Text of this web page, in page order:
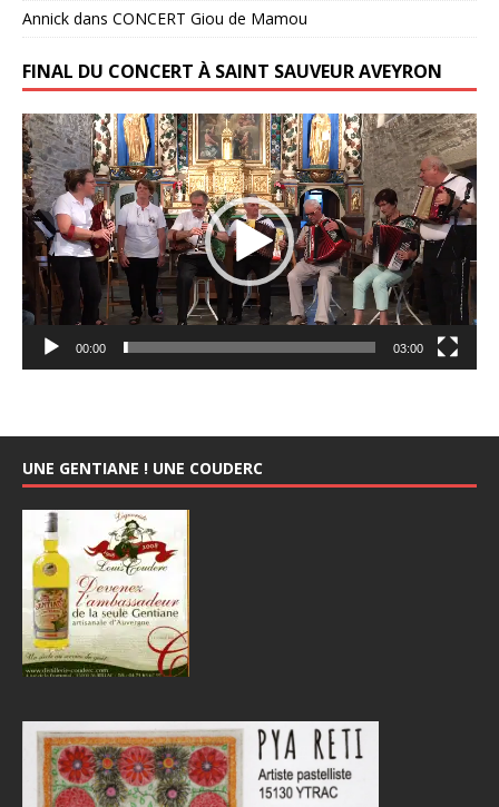
Annick dans CONCERT Giou de Mamou
FINAL DU CONCERT À SAINT SAUVEUR AVEYRON
Lecteur
vidéo
00:00 03:00
UNE GENTIANE ! UNE COUDERC